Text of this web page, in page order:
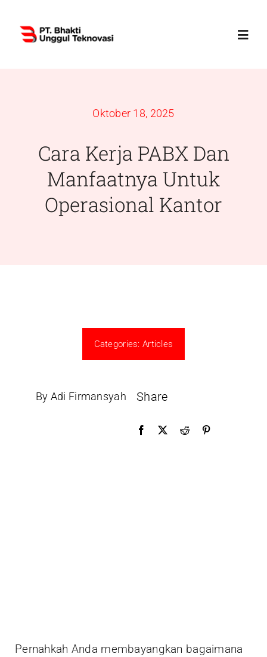
content
Services
Products
Oktober 18, 2025
Cara Kerja PABX Dan
Manfaatnya Untuk
Operasional Kantor
Categories:Articles
By Adi Firmansyah Share
Pernahkah Anda membayangkan bagaimana